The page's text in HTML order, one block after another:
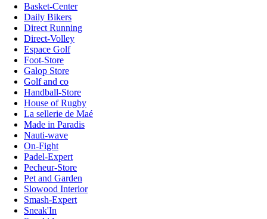
Basket-Center
Daily Bikers
Direct Running
Direct-Volley
Espace Golf
Foot-Store
Galop Store
Golf and co
Handball-Store
House of Rugby
La sellerie de Maé
Made in Paradis
Nauti-wave
On-Fight
Padel-Expert
Pecheur-Store
Pet and Garden
Slowood Interior
Smash-Expert
Sneak'In